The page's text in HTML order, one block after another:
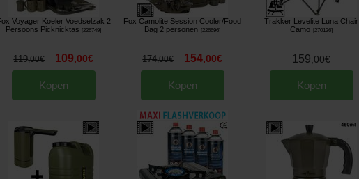
Voyager Koeler Voedselzak 2
Persoons Picknicktas
[226749]
119,00€ 109,00€
Kopen
Fox Camolite Session Cooler/Food
Bag 2 personen
226696]
174,00€ 154,00€
Kopen
Trakker Levelite Luna Chair
Camo
270126]
159 00€
Kopen